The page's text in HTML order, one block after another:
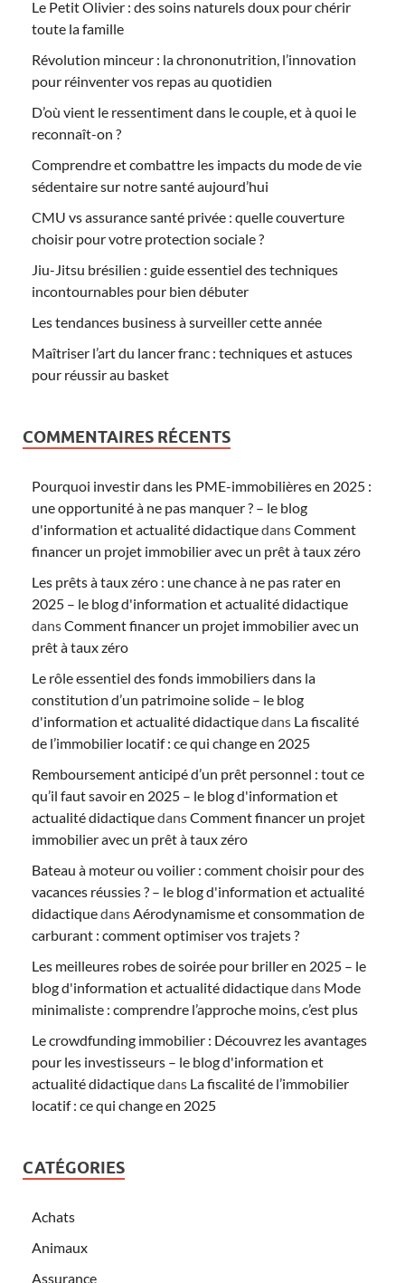
Le Petit Olivier : des soins naturels doux pour chérir
toute la famille
Révolution minceur : la chrononutrition, l’innovation
pour réinventer vos repas au quotidien
D’où vient le ressentiment dans le couple, et à quoi le
reconnaît-on ?
Comprendre et combattre les impacts du mode de vie
sédentaire sur notre santé aujourd’hui
CMU vs assurance santé privée : quelle couverture
choisir pour votre protection sociale ?
Jiu-Jitsu brésilien : guide essentiel des techniques
incontournables pour bien débuter
Les tendances business à surveiller cette année
Maîtriser l’art du lancer franc : techniques et astuces
pour réussir au basket
COMMENTAIRES RÉCENTS
Pourquoi investir dans les PME-immobilières en 2025 :
une opportunité à ne pas manquer ? – le blog
d'information et actualité didactiquedansComment
financer un projet immobilier avec un prêt à taux zéro
Les prêts à taux zéro : une chance à ne pas rater en
2025 – le blog d'information et actualité didactique
dansComment financer un projet immobilier avec un
prêt à taux zéro
Le rôle essentiel des fonds immobiliers dans la
constitution d’un patrimoine solide – le blog
d'information et actualité didactiquedans La fiscalité
de l’immobilier locatif : ce qui change en 2025
Remboursement anticipé d’un prêt personnel : tout ce
qu’il faut savoir en 2025 – le blog d'information et
actualité didactiquedansComment financer un projet
immobilier avec un prêt à taux zéro
Bateau à moteur ou voilier : comment choisir pour des
vacances réussies ? – le blog d'information et actualité
didactiquedansAérodynamisme et consommation de
carburant : comment optimiser vos trajets ?
Les meilleures robes de soirée pour briller en 2025 – le
blog d'information et actualité didactiquedans Mode
minimaliste : comprendre l’approche moins, c’est plus
Le crowdfunding immobilier : Découvrez les avantages
pour les investisseurs – le blog d'information et
actualité didactiquedans La fiscalité de l’immobilier
locatif : ce qui change en 2025
CATÉGORIES
Achats
Animaux
Assurance